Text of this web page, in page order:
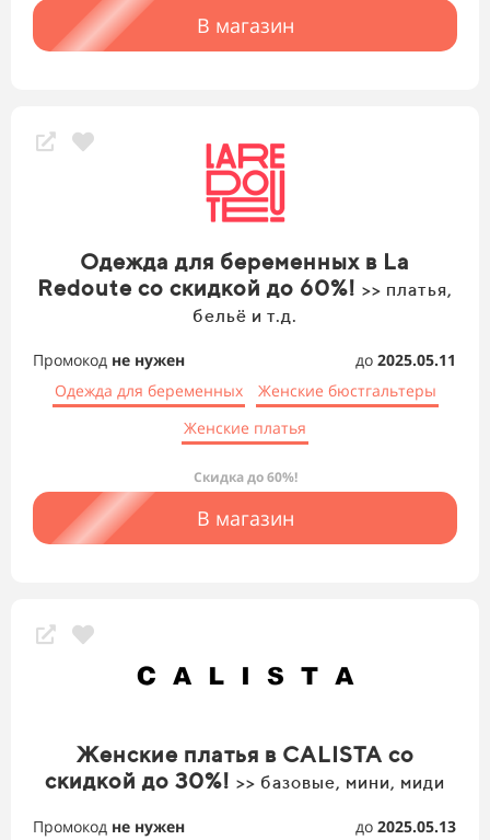
В магазин
Одежда для беременных в La
Redoute со скидкой до 60%! >> платья,
бельё и т.д.
Промокод не нужен до 2025.05.11
Одежда для беременных
Женские бюстгальтеры
Женские платья
Скидка до 60%!
В магазин
Женские платья в CALISTA со
скидкой до 30%! >> базовые, мини, миди
Промокод не нужен до 2025.05.13